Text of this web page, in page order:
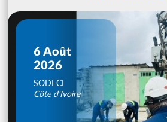
6 Août
2026
SODECI
Côte d'Ivoire